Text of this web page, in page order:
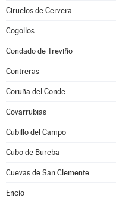
Ciruelos de Cervera
Cogollos
Condado de Treviño
Contreras
Coruña del Conde
Covarrubias
Cubillo del Campo
Cubo de Bureba
Cuevas de San Clemente
Encío